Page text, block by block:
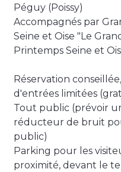
Péguy (Poissy)
Accompagnés par
Seine et Oise "Le
Printemps Seine et
Réservation
d'entrées limitées
Tout public (prévoir
réducteur de bruit
public)
Parking pour les
proximité, devant le